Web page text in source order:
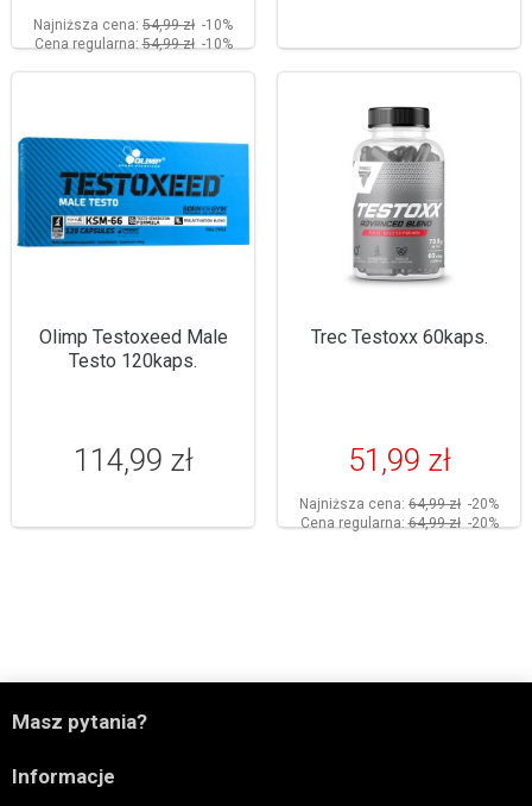
Najniższa cena: 54,99 zł -10%
Cena regularna:54,99 zł -10%
Olimp Testoxeed Male
Testo 120kaps.
114,99 zł
Trec Testoxx 60kaps.
51,99 zł
Najniższa cena: 64,99 zł -20%
Cena regularna:64,99 zł -20%
Masz pytania?
Informacje